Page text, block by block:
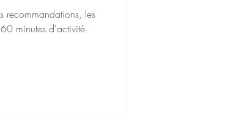
recommandations, les
minutes d'activité